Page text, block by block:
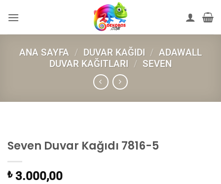
atla
ANA SAYFA / DUVAR KAĞIDI / ADAWALL
DUVAR KAĞITLARI / SEVEN
Seven Duvar Kağıdı 7816-5
₺3.000,00